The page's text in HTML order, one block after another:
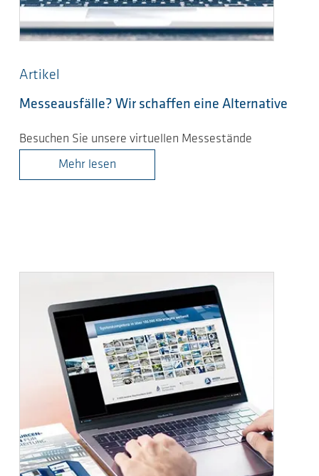
Artikel
Messeausfälle? Wir schaffen eine Alternative
Besuchen Sie unsere virtuellen Messestände
Mehr lesen